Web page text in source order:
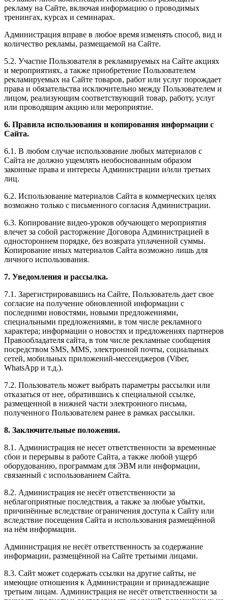
рекламу на Сайте, включая информацию о проводимых
тренингах, курсах и семинарах.
Администрация вправе в любое время изменять способ, вид и
количество рекламы, размещаемой на Сайте.
5.2. Участие Пользователя в рекламируемых на Сайте акциях
и мероприятиях, а также приобретение Пользователем
рекламируемых на Сайте товаров, работ или услуг порождает
права и обязательства исключительно между Пользователем и
лицом, реализующим соответствующий товар, работу, услуг
или проводящим акцию или мероприятие.
6. Правила использования и копирования информации с
Сайта.
6.1. В любом случае использование любых материалов с
Сайта не должно ущемлять необоснованным образом
законные права и интересы Администрации и/или третьих
лиц.
6.2. Использование материалов Сайта в коммерческих целях
возможно только с письменного согласия Администрации.
6.3. Копирование видео-уроков обучающего мероприятия
влечет за собой расторжение Договора Администрацией в
одностороннем порядке, без возврата уплаченной суммы.
Копирование иных материалов Сайта возможно лишь для
личного использования.
7. Уведомления и рассылка.
7.1. Зарегистрировавшись на Сайте, Пользователь дает свое
согласие на получение обновленной информации с
последними новостями, новыми предложениями,
специальными предложениями, в том числе рекламного
характера; информации о новостях и предложениях партнеров
Правообладателя сайта, в том числе рекламные сообщения
посредством SMS, MMS, электронной почты, социальных
сетей, мобильных приложений-мессенджеров (Viber,
WhatsApp и т.д.).
7.2. Пользователь может выбрать параметры рассылки или
отказаться от нее, обратившись к специальной ссылке,
размещенной в нижней части электронного письма,
полученного Пользователем ранее в рамках рассылки.
8. Заключительные положения.
8.1. Администрация не несет ответственности за временные
сбои и перерывы в работе Сайта, а также любой ущерб
оборудованию, программам для ЭВМ или информации,
связанный с использованием Сайта.
8.2. Администрация не несёт ответственности за
неблагоприятные последствия, а также за любые убытки,
причинённые вследствие ограничения доступа к Сайту или
вследствие посещения Сайта и использования размещённой
на нём информации.
Администрация не несёт ответственность за содержание
информации, размещённой на Сайте третьими лицами.
8.3. Сайт может содержать ссылки на другие сайты, не
имеющие отношения к Администрации и принадлежащие
третьим лицам. Администрация не несёт ответственности за